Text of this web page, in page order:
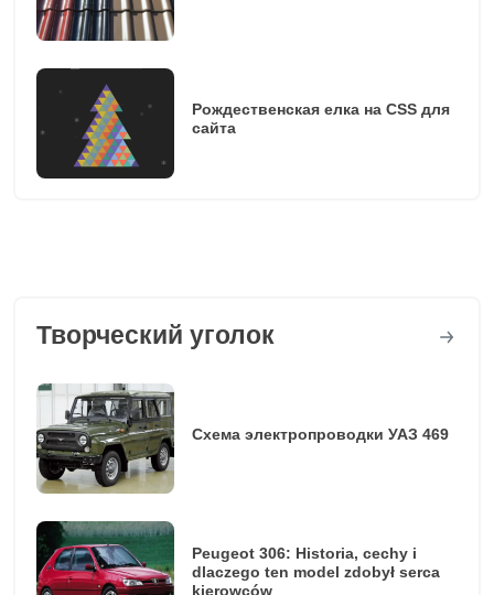
Рождественская елка на CSS для
сайта
Творческий уголок
Схема электропроводки УАЗ 469
Peugeot 306: Historia, cechy i
dlaczego ten model zdobył serca
kierowców